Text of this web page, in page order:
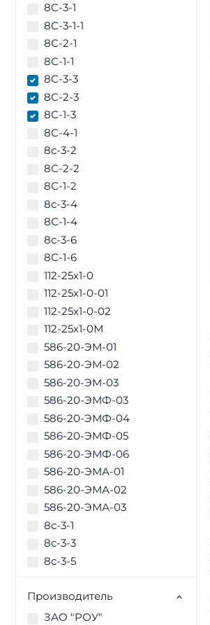
8C-3-1
8C-3-1-1
8С-2-1
8С-1-1
8C-3-3
8С-2-3
8С-1-3
8C-4-1
8с-3-2
8С-2-2
8С-1-2
8с-3-4
8С-1-4
8с-3-6
8С-1-6
112-25х1-0
112-25х1-0-01
112-25х1-0-02
112-25х1-0М
586-20-ЭМ-01
586-20-ЭМ-02
586-20-ЭМ-03
586-20-ЭМФ-03
586-20-ЭМФ-04
586-20-ЭМФ-05
586-20-ЭМФ-06
586-20-ЭМА-01
586-20-ЭМА-02
586-20-ЭМА-03
8с-3-1
8с-3-3
8с-3-5
Производитель
ЗАО "РОУ"